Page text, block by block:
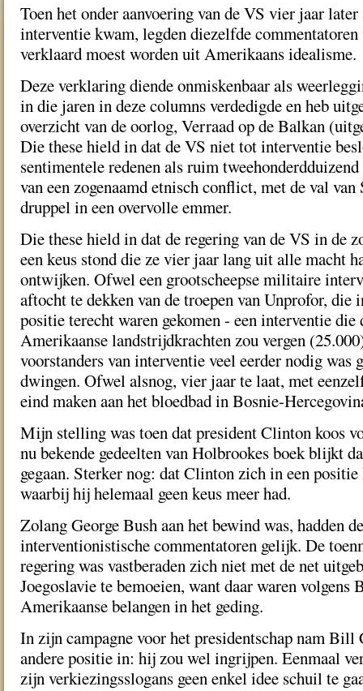
Toen het onder aanvoering van de VS vier jaar
interventie kwam, legden diezelfde
verklaard moest worden uit Amerikaans idealisme.
Deze verklaring diende onmiskenbaar als
in die jaren in deze columns verdedigde en heb
overzicht van de oorlog, Verraad op de Balkan
Die these hield in dat de VS niet tot interventie
sentimentele redenen als ruim
van een zogenaamd etnisch conflict, met de val van
druppel in een overvolle emmer.
Die these hield in dat de regering van de VS in de
een keus stond die ze vier jaar lang uit alle macht
ontwijken. Ofwel een grootscheepse militaire
aftocht te dekken van de troepen van Unprofor, die
positie terecht waren gekomen - een interventie die
Amerikaanse landstrijdkrachten zou vergen
voorstanders van interventie veel eerder nodig was
dwingen. Ofwel alsnog, vier jaar te laat, met
eind maken aan het bloedbad in Bosnie-
Mijn stelling was toen dat president Clinton koos
nu bekende gedeelten van Holbrookes boek blijkt
gegaan. Sterker nog: dat Clinton zich in een positie
waarbij hij helemaal geen keus meer had.
Zolang George Bush aan het bewind was, hadden
interventionistische commentatoren gelijk. De
regering was vastberaden zich niet met de net
Joegoslavie te bemoeien, want daar waren volgens
Amerikaanse belangen in het geding.
In zijn campagne voor het presidentschap nam Bill
andere positie in: hij zou wel ingrijpen. Eenmaal
zijn verkiezingsslogans geen enkel idee schuil te